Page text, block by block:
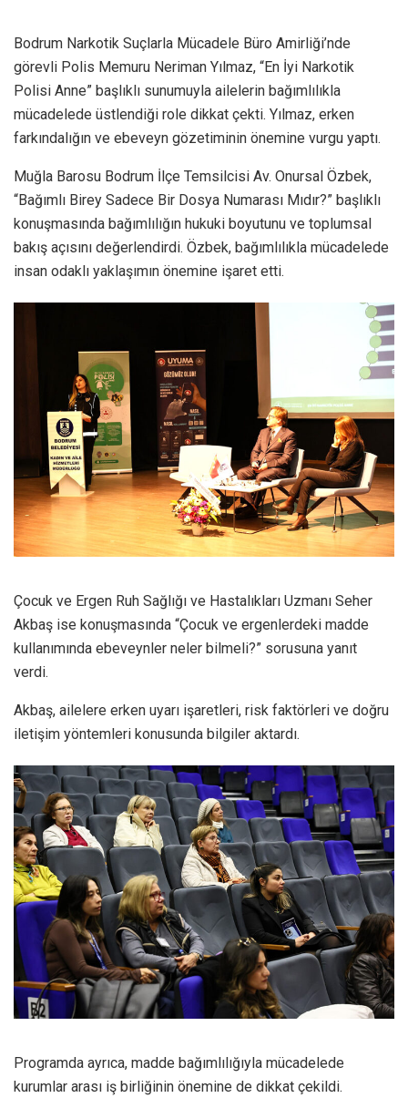
Bodrum Narkotik Suçlarla Mücadele Büro Amirliği’nde
görevli Polis Memuru Neriman Yılmaz, “En İyi Narkotik
Polisi Anne” başlıklı sunumuyla ailelerin bağımlılıkla
mücadelede üstlendiği role dikkat çekti. Yılmaz, erken
farkındalığın ve ebeveyn gözetiminin önemine vurgu yaptı.
Muğla Barosu Bodrum İlçe Temsilcisi Av. Onursal Özbek,
“Bağımlı Birey Sadece Bir Dosya Numarası Mıdır?” başlıklı
konuşmasında bağımlılığın hukuki boyutunu ve toplumsal
bakış açısını değerlendirdi. Özbek, bağımlılıkla mücadelede
insan odaklı yaklaşımın önemine işaret etti.
Çocuk ve Ergen Ruh Sağlığı ve Hastalıkları Uzmanı Seher
Akbaş ise konuşmasında “Çocuk ve ergenlerdeki madde
kullanımında ebeveynler neler bilmeli?” sorusuna yanıt
verdi.
Akbaş, ailelere erken uyarı işaretleri, risk faktörleri ve doğru
iletişim yöntemleri konusunda bilgiler aktardı.
Programda ayrıca, madde bağımlılığıyla mücadelede
kurumlar arası iş birliğinin önemine de dikkat çekildi.